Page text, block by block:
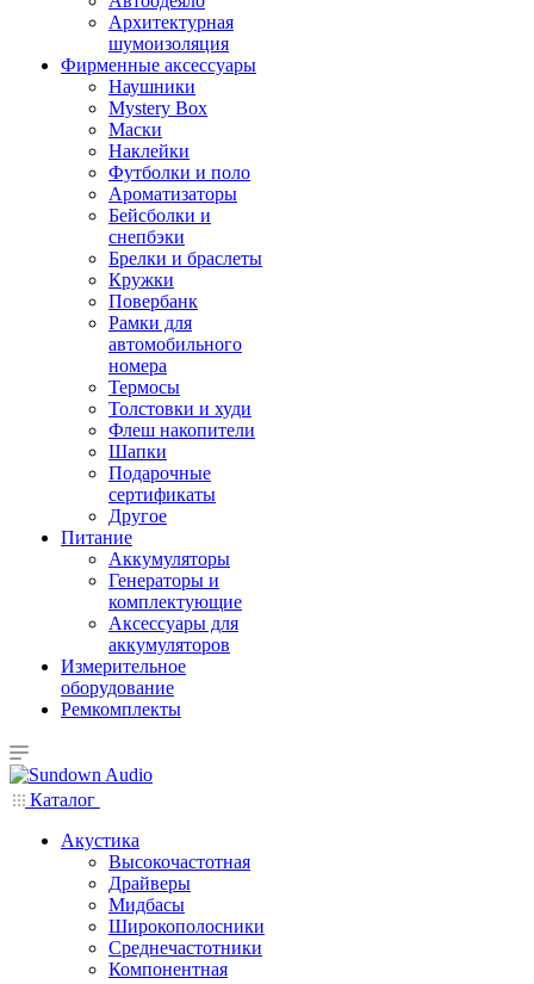
Архитектурная
шумоизоляция
Фирменные аксессуары
Наушники
Mystery Box
Маски
Наклейки
Футболки и поло
Ароматизаторы
Бейсболки и
снепбэки
Брелки и браслеты
Кружки
Повербанк
Рамки для
автомобильного
номера
Термосы
Толстовки и худи
Флеш накопители
Шапки
Подарочные
сертификаты
Другое
Питание
Аккумуляторы
Генераторы и
комплектующие
Аксессуары для
аккумуляторов
Измерительное
оборудование
Ремкомплекты
Каталог
Акустика
Высокочастотная
Драйверы
Мидбасы
Широкополосники
Среднечастотники
Компонентная